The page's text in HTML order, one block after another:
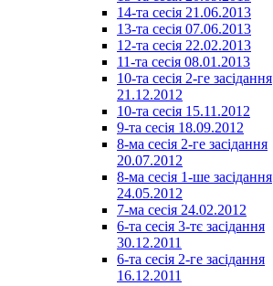
14-та сесія 21.06.2013
13-та сесія 07.06.2013
12-та сесія 22.02.2013
11-та сесія 08.01.2013
10-та сесія 2-ге засідання
21.12.2012
10-та сесія 15.11.2012
9-та сесія 18.09.2012
8-ма сесія 2-ге засідання
20.07.2012
8-ма сесія 1-ше засідання
24.05.2012
7-ма сесія 24.02.2012
6-та сесія 3-тє засідання
30.12.2011
6-та сесія 2-ге засідання
16.12.2011